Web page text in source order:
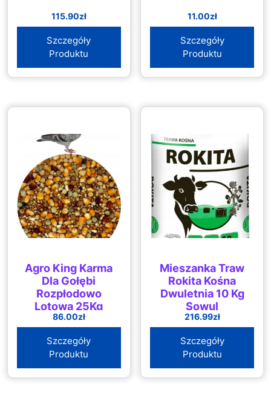
115.90zł
Szczegóły
Produktu
11.00zł
Szczegóły
Produktu
Agro King Karma
Dla Gołębi
Rozpłodowo
Lotowa 25Kg
86.00zł
Szczegóły
Produktu
Mieszanka Traw
Rokita Kośna
Dwuletnia 10 Kg
Sowul
216.99zł
Szczegóły
Produktu